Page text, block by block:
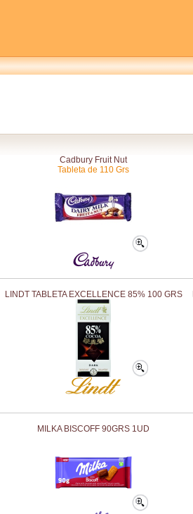
Cadbury Fruit Nut
Tableta de 110 Grs
LINDT TABLETA EXCELLENCE 85% 100 GRS
MILKA BISCOFF 90GRS 1UD